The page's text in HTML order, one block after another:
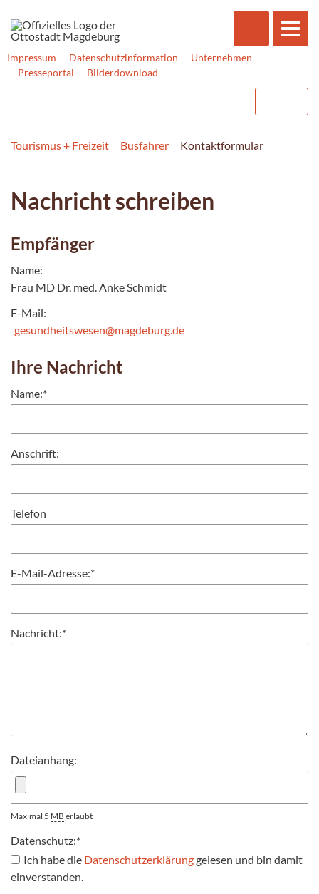
Impressum Datenschutzinformation
Unternehmen
Presseportal
Bilderdownload
Tourismus + Freizeit Busfahrer Kontaktformular
Nachricht schreiben
Empfänger
Name:
Frau MD Dr. med. Anke Schmidt
E-Mail:
gesundheitswesen@magdeburg.de
Ihre Nachricht
Name:*
Anschrift:
Telefon
E-Mail-Adresse:*
Nachricht:*
Dateianhang:
Maximal 5 MB erlaubt
Datenschutz:*
Ich habe die Datenschutzerklärunggelesen und bin damit
einverstanden.